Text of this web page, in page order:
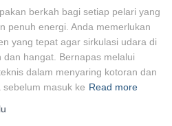
berkah bagi setiap pelari yang
penuh energi. Anda memerlukan
yang tepat agar sirkulasi udara di
hangat. Bernapas melalui
dalam menyaring kotoran dan
masuk ke Read more